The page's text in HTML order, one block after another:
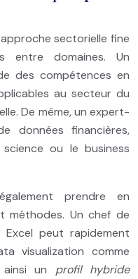
sectorielle fine
entre domaines. Un
des compétences en
au secteur du
De même, un expert-
données financières,
ou le business
prendre en
méthodes. Un chef de
peut rapidement
visualization comme
un profil hybride